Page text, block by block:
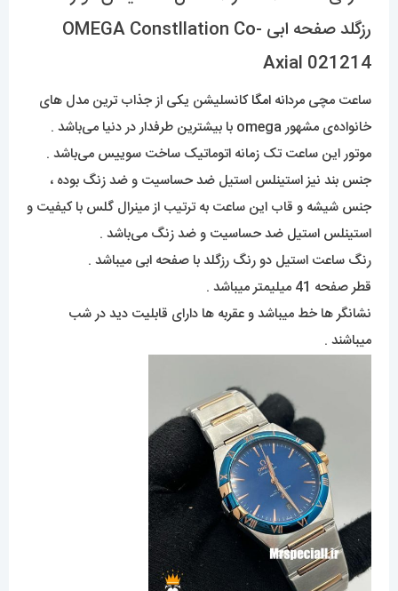
رزگلد صفحه ابی OMEGA Constllation Co-
Axial 021214
ساعت مچی مردانه امگاکانسلیشن یکی از جذاب ترین مدل های
خانواده‌ی مشهور omega با بیشترین طرفدار در دنیا می‌باشد .
موتور این ساعت تک زمانه اتوماتیک ساخت سوییس می‌باشد .
جنس بند نیز استینلس استیل ضد حساسیت و ضد زنگ بوده ،
جنس شیشه و قاب این ساعت به ترتیب از مینرال گلس با کیفیت و
استینلس استیل ضد حساسیت و ضد زنگ می‌باشد .
رنگ ساعت استیل دو رنگ رزگلد با صفحه ابی میباشد .
قطر صفحه 41 میلیمتر میباشد .
نشانگر ها خط میباشد و عقربه ها دارای قابلیت دید در شب
میباشند .